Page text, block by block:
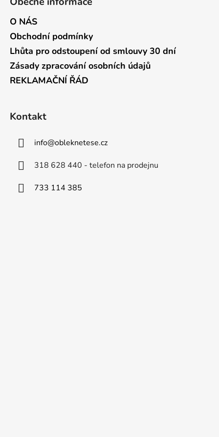
O NÁS
Obchodní podmínky
Lhůta pro odstoupení od smlouvy 30 dní
Zásady zpracování osobních údajů
REKLAMAČNÍ ŘÁD
Kontakt
info@obleknetese.cz
318 628 440 - telefon na prodejnu
733 114 385